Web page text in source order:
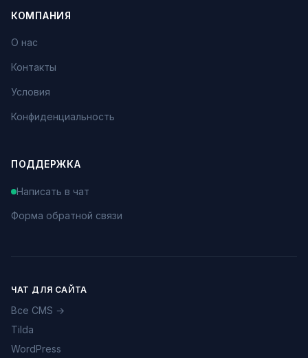
КОМПАНИЯ
О нас
Контакты
Условия
Конфиденциальность
ПОДДЕРЖКА
Написать в чат
Форма обратной связи
ЧАТ ДЛЯ САЙТА
Все CMS →
Tilda
WordPress